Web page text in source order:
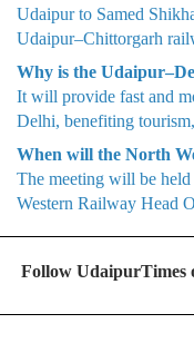
Udaipur to Samed
Udaipur–Chittorgarh
Why is the
It will provide fast and
Delhi, benefiting
When will the North
The meeting will be
Western Railway Head
Follow UdaipurTimes